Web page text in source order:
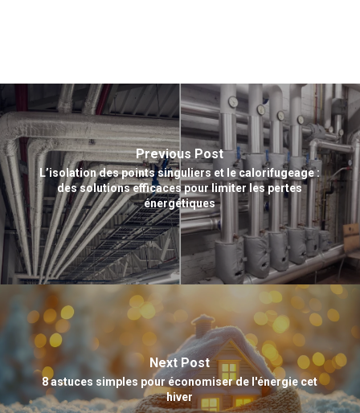
Previous Post
L’isolation des points singuliers et le calorifugeage :
des solutions efficaces pour limiter les pertes
énergétiques
Next Post
8 astuces simples pour économiser de l'énergie cet
hiver